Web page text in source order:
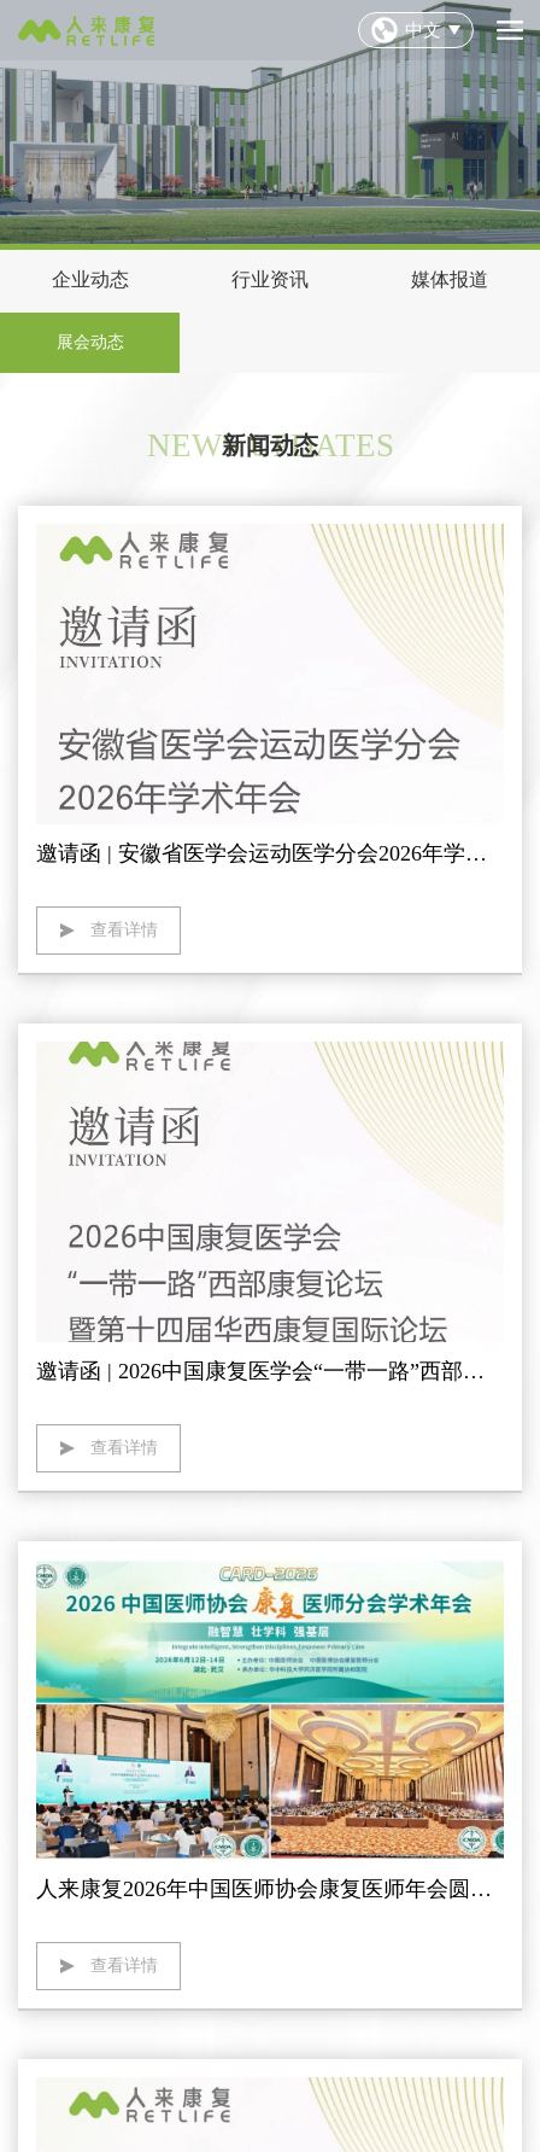
中文
企业动态 行业资讯 媒体报道
展会动态
新闻动态
NEWS UPDATES
邀请函 | 安徽省医学会运动医学分会2026年学术年会 人来康复期待您的莅临
查看详情
邀请函 | 2026中国康复医学会“一带一路”西部康复论坛暨第十四届华西康复国际论坛 人来康复期待您的莅临
查看详情
人来康复2026年中国医师协会康复医师年会圆满收官，脑机接口电动病床引专家团关注
查看详情